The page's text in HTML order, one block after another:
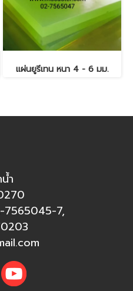
แผ่นยูรีเทน หนา 4 - 6 มม.
ำ
7565045-7,